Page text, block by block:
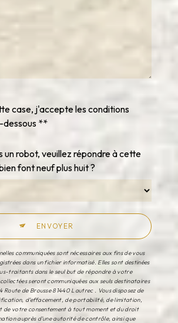
case, j'accepte les conditions
dessous **
un robot, veuillez répondre à cette
font neuf plus huit ?
ENVOYER
communiquées sont nécessaires aux fins de vous
dans un fichier informatisé. Elles sont destinées
traitants dans le seul but de répondre à votre
seront communiquées aux seuls destinataires
Route de Brousse 81440 Lautrec . Vous disposez de
d’effacement, de portabilité, de limitation,
de votre consentement à tout moment et du droit
auprès d’une autorité de contrôle, ainsi que